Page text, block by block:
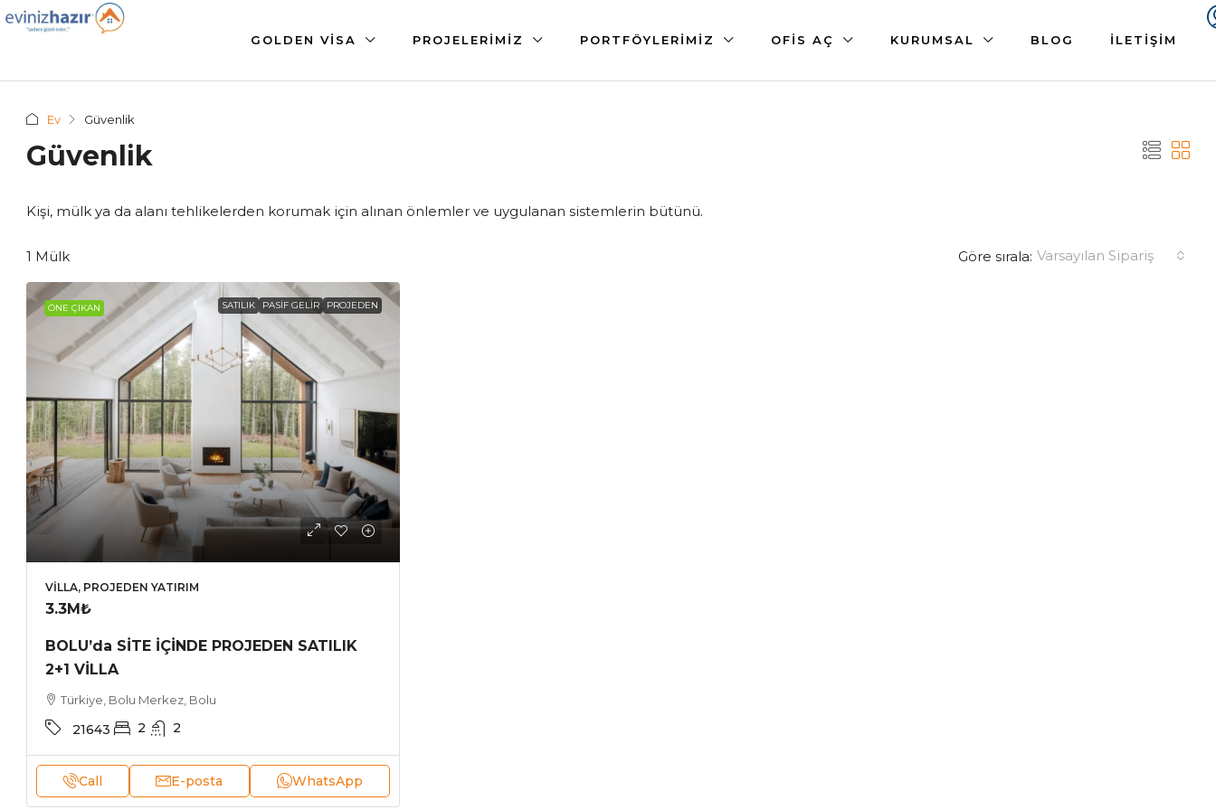
GOLDEN VISA PROJELERIMIZ PORTFÖYLERIMIZ OFIS AÇ KURUMSAL BLOG İLETIŞIM
Ev Güvenlik
Güvenlik
Kişi, mülk ya da alanı tehlikelerden korumak için alınan önlemler ve uygulanan sistemlerin bütünü.
1 Mülk Göre sırala: Varsayılan Sipariş
ÖNE ÇIKAN SATILIK PASIF GELIR PROJEDEN
VILLA, PROJEDEN YATIRIM
3.3M₺
BOLU’da SİTE İÇİNDE PROJEDEN SATILIK
2+1 VİLLA
Türkiye, Bolu Merkez, Bolu
21643 2 2
Call E-posta WhatsApp